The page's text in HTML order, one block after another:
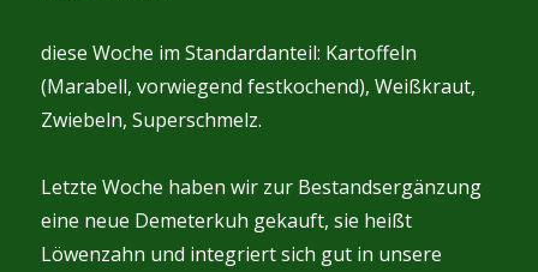
diese Woche im Standardanteil: Kartoffeln
(Marabell, vorwiegend festkochend), Weißkraut,
Zwiebeln, Superschmelz.
Letzte Woche haben wir zur Bestandsergänzung
eine neue Demeterkuh gekauft, sie heißt
Löwenzahn und integriert sich gut in unsere